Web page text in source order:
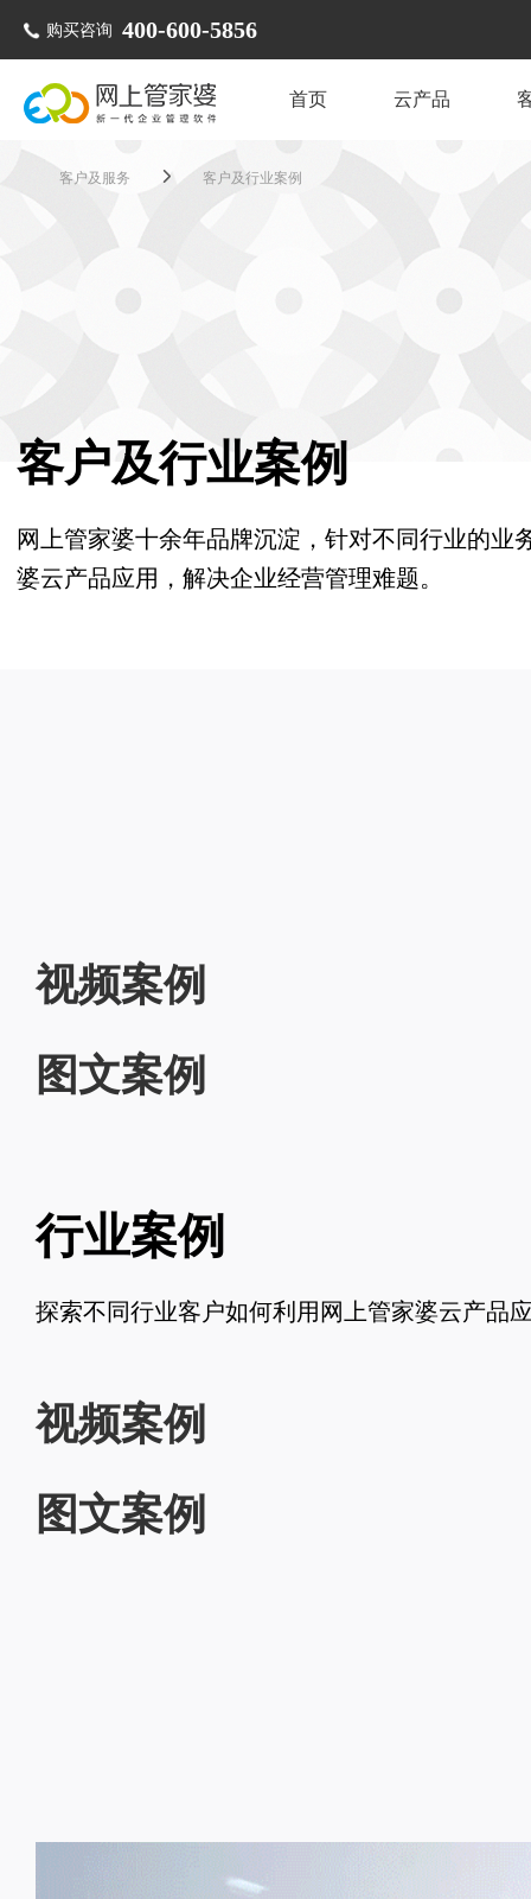
购买咨询 400-600-5856
首页 云产品
客户及服务 客户及行业案例
客户及行业案例
网上管家婆十余年品牌沉淀，针对不同行业的
婆云产品应用，解决企业经营管理难题。
视频案例
图文案例
行业案例
探索不同行业客户如何利用网上管家婆云产品
视频案例
图文案例